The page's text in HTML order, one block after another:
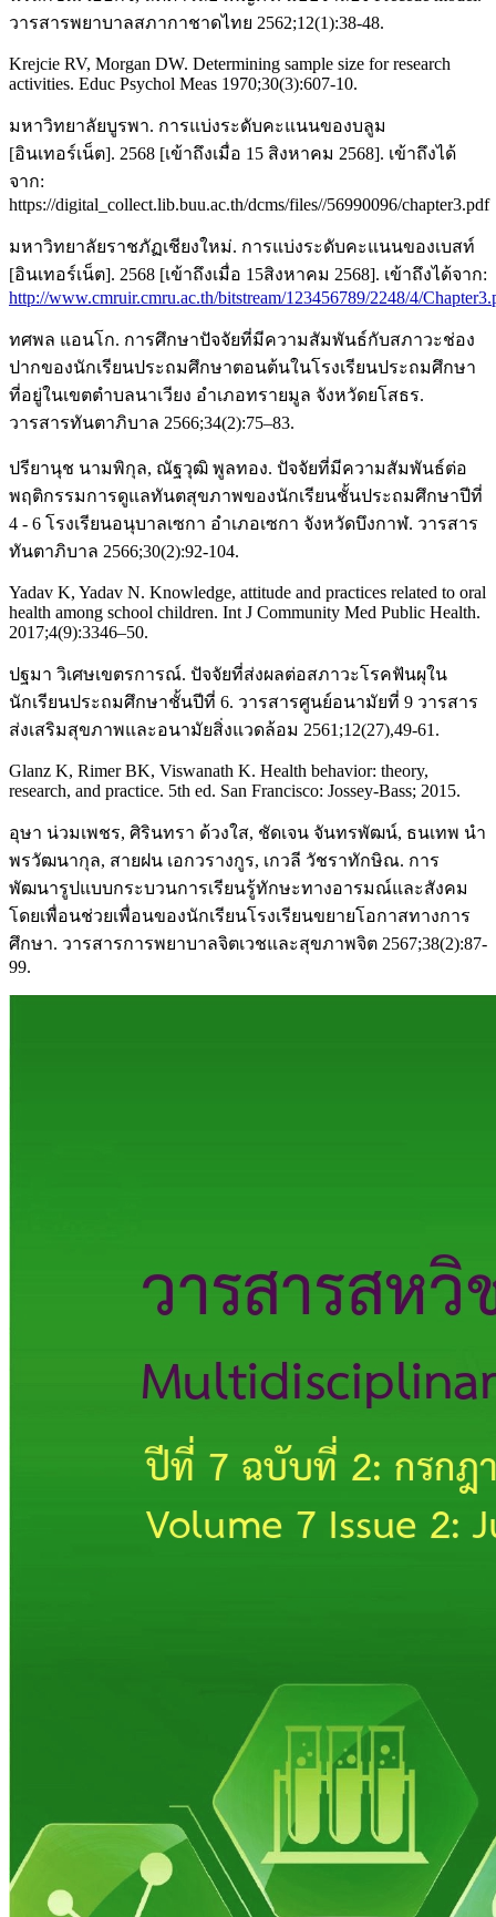
วารสารพยาบาลสภากาชาดไทย 2562;12(1):38-48.
Krejcie RV, Morgan DW. Determining sample size for research
activities. Educ Psychol Meas 1970;30(3):607-10.
มหาวิทยาลัยบูรพา. การแบ่งระดับคะแนนของบลูม
[อินเทอร์เน็ต]. 2568 [เข้าถึงเมื่อ 15 สิงหาคม 2568]. เข้าถึงได้
จาก:
https://digital_collect.lib.buu.ac.th/dcms/files//56990096/chapter3.pdf
มหาวิทยาลัยราชภัฏเชียงใหม่. การแบ่งระดับคะแนนของเบสท์
[อินเทอร์เน็ต]. 2568 [เข้าถึงเมื่อ 15สิงหาคม 2568]. เข้าถึงได้จาก:
http://www.cmruir.cmru.ac.th/bitstream/123456789/2248/4/
ทศพล แอนโก. การศึกษาปัจจัยที่มีความสัมพันธ์กับสภาวะช่อง
ปากของนักเรียนประถมศึกษาตอนต้นในโรงเรียนประถมศึกษา
ที่อยู่ในเขตตำบลนาเวียง อำเภอทรายมูล จังหวัดยโสธร.
วารสารทันตาภิบาล 2566;34(2):75–83.
ปรียานุช นามพิกุล, ณัฐวุฒิ พูลทอง. ปัจจัยที่มีความสัมพันธ์ต่อ
พฤติกรรมการดูแลทันตสุขภาพของนักเรียนชั้นประถมศึกษาปีที่
4 - 6 โรงเรียนอนุบาลเซกา อำเภอเซกา จังหวัดบึงกาฬ. วารสาร
ทันตาภิบาล 2566;30(2):92-104.
Yadav K, Yadav N. Knowledge, attitude and practices related to oral
health among school children. Int J Community Med Public Health.
2017;4(9):3346–50.
ปฐมา วิเศษเขตรการณ์. ปัจจัยที่ส่งผลต่อสภาวะโรคฟันผุใน
นักเรียนประถมศึกษาชั้นปีที่ 6. วารสารศูนย์อนามัยที่ 9 วารสาร
ส่งเสริมสุขภาพและอนามัยสิ่งแวดล้อม 2561;12(27),49-61.
Glanz K, Rimer BK, Viswanath K. Health behavior: theory,
research, and practice. 5th ed. San Francisco: Jossey-Bass; 2015.
อุษา น่วมเพชร, ศิรินทรา ด้วงใส, ชัดเจน จันทรพัฒน์, ธนเทพ นำ
พรวัฒนากุล, สายฝน เอกวรางกูร, เกวลี วัชราทักษิณ. การ
พัฒนารูปแบบกระบวนการเรียนรู้ทักษะทางอารมณ์และสังคม
โดยเพื่อนช่วยเพื่อนของนักเรียนโรงเรียนขยายโอกาสทางการ
ศึกษา. วารสารการพยาบาลจิตเวชและสุขภาพจิต 2567;38(2):87-
99.